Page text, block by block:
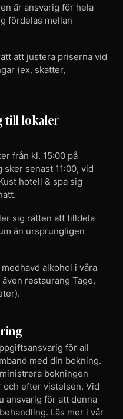
är ansvarig för hela
fördelas mellan
att justera priserna vid
(ex. skatter,
till lokaler
från kl. 15:00 på
senast 11:00, vid
hotell & spa sig
sig rätten att tilldela
än ursprungligen
alkohol i våra
restaurang Tage,
för all
med din bokning.
bokningen
och efter vistelsen. Vid
ansvarig för att denna
Läs mer i vår